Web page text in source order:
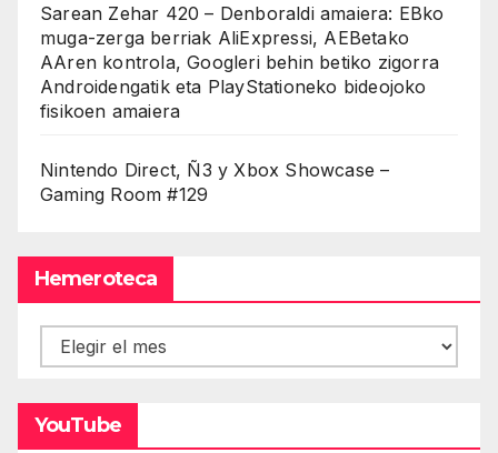
Sarean Zehar 420 – Denboraldi amaiera: EBko
muga-zerga berriak AliExpressi, AEBetako
AAren kontrola, Googleri behin betiko zigorra
Androidengatik eta PlayStationeko bideojoko
fisikoen amaiera
Nintendo Direct, Ñ3 y Xbox Showcase –
Gaming Room #129
Hemeroteca
Hemeroteca
YouTube